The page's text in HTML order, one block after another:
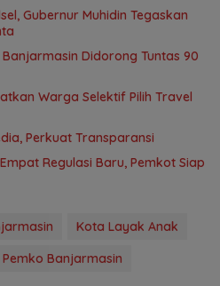
Gubernur Muhidin Tegaskan
Banjarmasin Didorong Tuntas 90
Warga Selektif Pilih Travel
Perkuat Transparansi
Regulasi Baru, Pemkot Siap
Kota Layak Anak
Pemko Banjarmasin